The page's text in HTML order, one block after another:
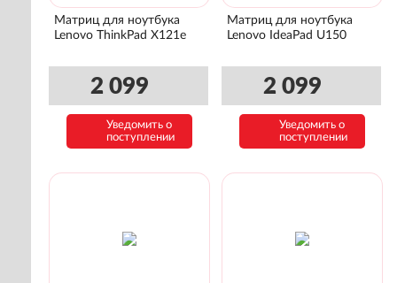
Матриц для ноутбука
Lenovo ThinkPad X121e
2 099
Уведомить о
поступлении
Матриц для ноутбука
Lenovo IdeaPad U150
2 099
Уведомить о
поступлении